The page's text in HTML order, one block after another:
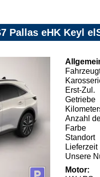
Pallas eHK Keyl
Erst-Zul.
Getriebe
Anzahl
Farbe
Standort
Lieferzeit
Unsere
Motor: